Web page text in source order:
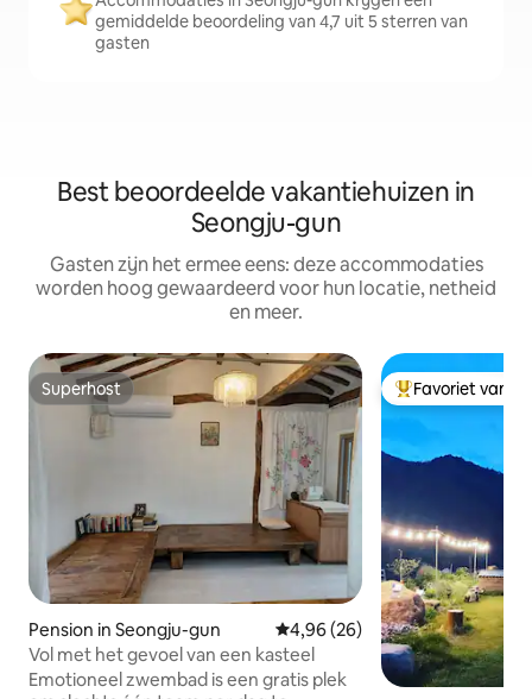
gemiddelde beoordeling van 4,7 uit 5 sterren van
gasten
Best beoordeelde vakantiehuizen in
Seongju-gun
Gasten zijn het ermee eens: deze accommodaties
worden hoog gewaardeerd voor hun locatie, netheid
en meer.
Superhost
Superhost
Pension in Seongju-gun Gemiddelde beoordeling van
4,96 (26)
Vol met het gevoel van een kasteel
Emotioneel zwembad is een gratis plek
Topfavoriet van
Favoriet van